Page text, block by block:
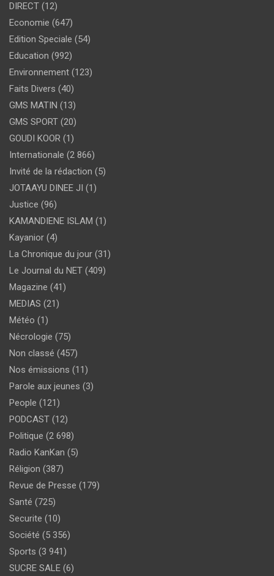
DIRECT (12)
Economie (647)
Edition Speciale (54)
Education (992)
Environnement (123)
Faits Divers (40)
GMS MATIN (13)
GMS SPORT (20)
GOUDI KOOR (1)
Internationale (2 866)
Invité de la rédaction (5)
JOTAAYU DINEE JI (1)
Justice (96)
KAMANDIENE ISLAM (1)
Kayanior (4)
La Chronique du jour (31)
Le Journal du NET (409)
Magazine (41)
MEDIAS (21)
Météo (1)
Nécrologie (75)
Non classé (457)
Nos émissions (11)
Parole aux jeunes (3)
People (121)
PODCAST (12)
Politique (2 698)
Radio KanKan (5)
Réligion (387)
Revue de Presse (179)
Santé (725)
Securite (10)
Société (5 356)
Sports (3 941)
SUCRE SALE (6)